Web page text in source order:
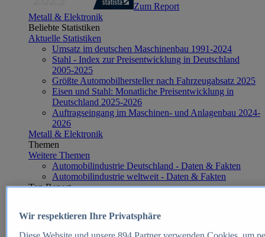
Zum Report
Metall & Elektronik
Beliebte Statistiken
Aktuelle Statistiken
Umsatz im deutschen Maschinenbau 1991-2024
Stahl - Index zur Preisentwicklung in Deutschland
2005-2025
Größte Automobilhersteller nach Fahrzeugabsatz 2025
Eisen und Stahl: Monatliche Preisentwicklung in
Deutschland 2025-2026
Auftragseingang im Maschinen- und Anlagenbau 2024-
2026
Metall & Elektronik
Themen
Weitere Themen
Automobilindustrie Deutschland - Daten & Fakten
Automobilindustrie weltweit - Daten & Fakten
Top Report
Wir respektieren Ihre Privatsphäre